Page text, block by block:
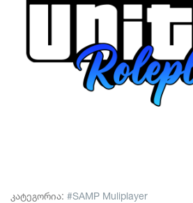
კატეგორია:
SAMP Muliplayer